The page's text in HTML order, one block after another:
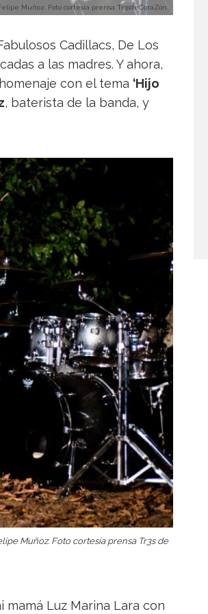
Muñoz. Foto cortesía prensa Tr3sdeCoraZón.
Cadillacs, De Los
a las madres. Y ahora,
con el tema ‘Hijo
, baterista de la banda, y
Muñoz. Foto cortesía prensa Tr3s de
mamá Luz Marina Lara con